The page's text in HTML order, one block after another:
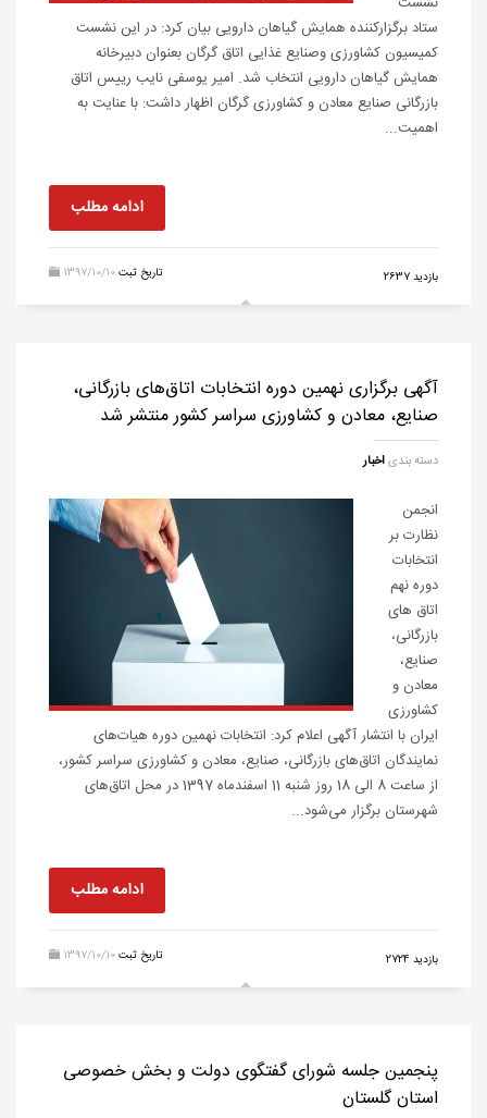
ستاد برگزارکننده همایش گیاهان دارویی بیان کرد: در این نشست
کمیسیون کشاورزی وصنایع غذایی اتاق گرگان بعنوان دبیرخانه
همایش گیاهان دارویی انتخاب شد. امیر یوسفی نایب رییس اتاق
بازرگانی صنایع معادن و کشاورزی گرگان اظهار داشت: با عنایت به
اهمیت...
ادامه مطلب
1397/10/10تاریخ ثبت بازدید 2637
آگهی برگزاری نهمین دوره انتخابات اتاق‌های بازرگانی،
صنایع، معادن و کشاورزی سراسر کشور منتشر شد
دسته بندیاخبار
انجمن
نظارت بر
انتخابات
دوره نهم
اتاق های
بازرگانی،
صنایع،
معادن و
کشاورزی
ایران با انتشار آگهی اعلام کرد: انتخابات نهمین دوره هیات‌های
نمایندگان اتاق‌های بازرگانی، صنایع، معادن و کشاورزی سراسر کشور،
از ساعت 8 الی 18 روز شنبه 11 اسفندماه 1397 در محل اتاق‌های
شهرستان برگزار می‌شود...
ادامه مطلب
1397/10/10تاریخ ثبت بازدید 2724
پنجمین جلسه شورای گفتگوی دولت و بخش خصوصی
استان گلستان